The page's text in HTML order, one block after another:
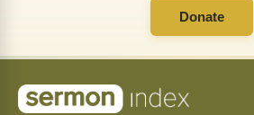
Donate